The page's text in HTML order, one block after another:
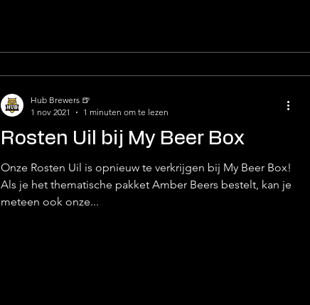
Rosten Uil bij My Beer Box
Onze Rosten Uil is opnieuw te verkrijgen bij My Beer Box!
Als je het thematische pakket Amber Beers bestelt, kan je
meteen ook onze...
Hub Brewers 🍺
1 nov 2021
1 minuten om te lezen